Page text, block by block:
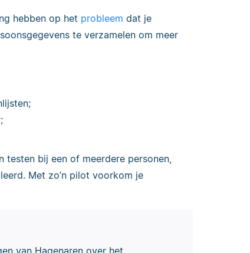
hebben op het probleem dat je
te verzamelen om meer
testen bij een of meerdere personen,
Met zo’n pilot voorkom je
van Hagenaren over het